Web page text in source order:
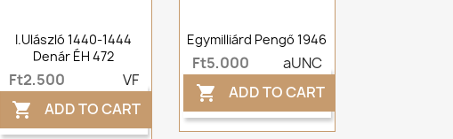
I.Ulászló 1440-1444
Denár ÉH 472
Ft2,500 VF
 ADD TO CART
Egymilliárd Pengő 1946
Ft5,000 aUNC
 ADD TO CART